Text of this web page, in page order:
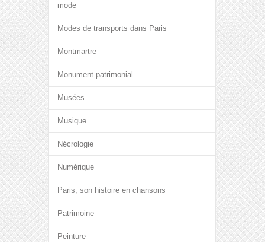
mode
Modes de transports dans Paris
Montmartre
Monument patrimonial
Musées
Musique
Nécrologie
Numérique
Paris, son histoire en chansons
Patrimoine
Peinture